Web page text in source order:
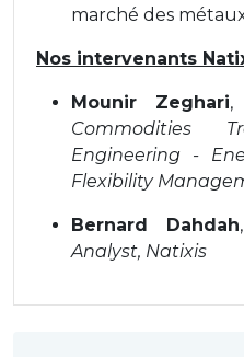
marché des
Nos intervenants
Mounir Zeghari,
Commodities
Engineering -
Flexibility
Bernard Dahdah
Analyst, Natixis